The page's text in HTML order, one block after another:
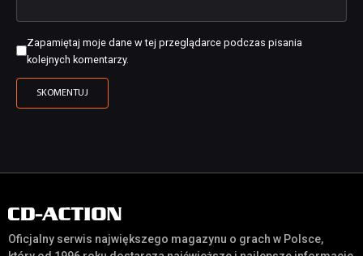
Zapamiętaj moje dane w tej przeglądarce podczas pisania
kolejnych komentarzy.
Oficjalny serwis największego magazynu o grach w Polsce,